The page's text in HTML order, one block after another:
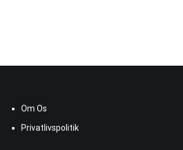
Om Os
Privatlivspolitik